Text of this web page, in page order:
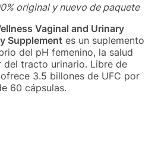
original y nuevo de paquete
Vaginal and Urinary
Supplement es un suplemento
del pH femenino, la salud
tracto urinario. Libre de
3.5 billones de UFC por
60 cápsulas.